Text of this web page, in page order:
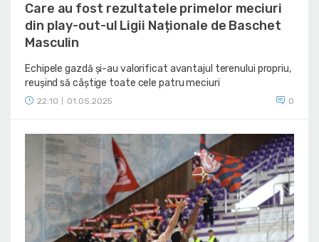
Care au fost rezultatele primelor meciuri
din play-out-ul Ligii Naționale de Baschet
Masculin
Echipele gazdă și-au valorificat avantajul terenului propriu,
reușind să câștige toate cele patru meciuri
22:10 01.05.2025 0